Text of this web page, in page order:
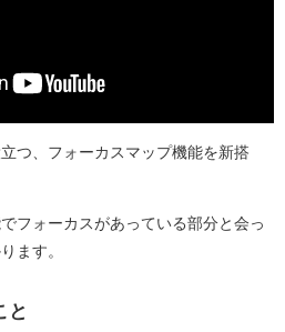
つ、フォーカスマップ機能を新搭
フォーカスがあっている部分と会っ
ます。
と